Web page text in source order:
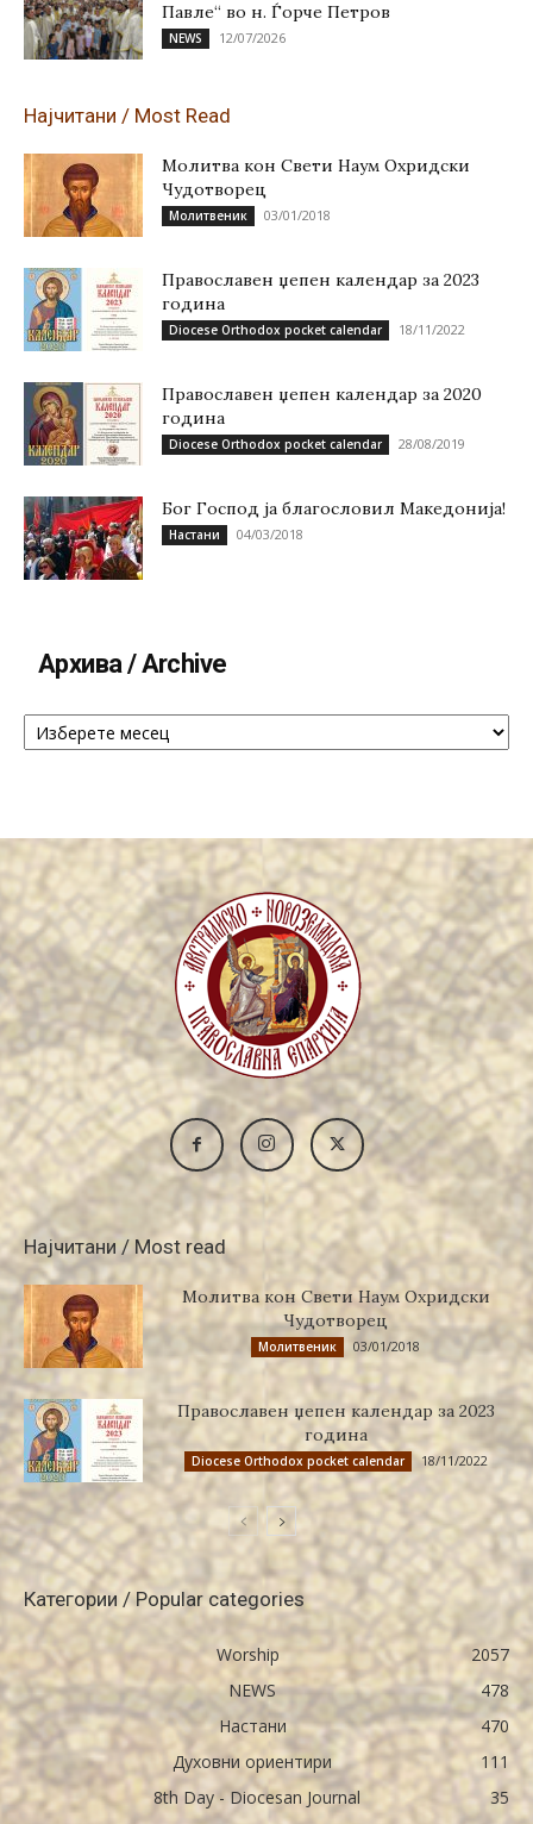
Павле“ во н. Ѓорче Петров
NEWS 12/07/2026
Најчитани / Most Read
Молитва кон Свети Наум Охридски
Чудотворец
Молитвеник 03/01/2018
Православен џепен календар за 2023
година
Diocese Orthodox pocket calendar 18/11/2022
Православен џепен календар за 2020
година
Diocese Orthodox pocket calendar 28/08/2019
Бог Господ ја благословил Македонија!
Настани 04/03/2018
Архива / Archive
Архива
Најчитани / Most read
Молитва кон Свети Наум Охридски
Чудотворец
Молитвеник 03/01/2018
Православен џепен календар за 2023
година
Diocese Orthodox pocket calendar 18/11/2022
Категории / Popular categories
Worship
2057
NEWS
478
Настани
470
Духовни ориентири
111
8th Day - Diocesan Journal
35